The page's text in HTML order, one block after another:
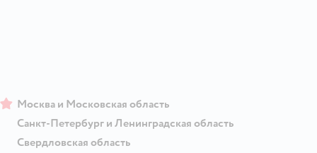
Москва и Московская область
Санкт-Петербург и Ленинградская область
Свердловская область